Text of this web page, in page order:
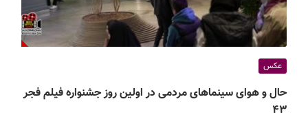
عکس
حال و هوای سینماهای مردمی در اولین روز جشنواره فیلم فجر
۴۳